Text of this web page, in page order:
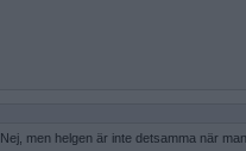
Nej, men helgen är inte detsamma när